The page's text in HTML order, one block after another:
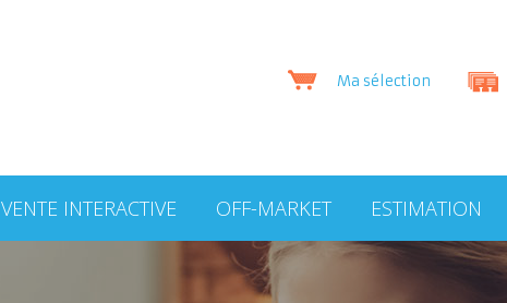
Ma sélection
VENTE INTERACTIVE OFF-MARKET ESTIMATION